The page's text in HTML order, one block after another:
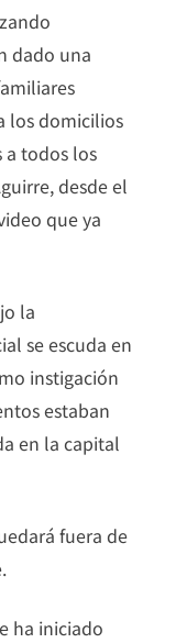
dado una
los domicilios
todos los
desde el
que ya
la
se escuda en
instigación
estaban
en la capital
fuera de
ha iniciado